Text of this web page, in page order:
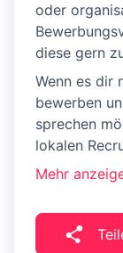
oder
diese gern
Wenn es dir
bewerben
sprechen
lokalen
Mehr